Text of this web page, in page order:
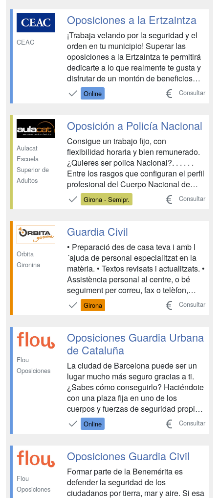
CEAC
Oposiciones a la Ertzaintza
¡Trabaja velando por la seguridad y el
orden en tu municipio! Superar las
oposiciones a la Ertzaintza te permitirá
dedicarte a lo que realmente te gusta y
disfrutar de un montón de beneficios
laborales. Nuestro Método Avanza te
ayudará a obtener los mejores
Online Consultar
Aulacat
Escuela
Superior de
Adultos
Oposición a Policía Nacional
Consigue un trabajo fijo, con
flexibilidad horaria y bien remunerado.
¿Quieres ser polica Nacional?. . . . . .
Entre los rasgos que configuran el perfil
profesional del Cuerpo Nacional de
Policía el que mejor lo define frente a
los otros cuerpos de seguridad
nítidamente urbano. La misión de la
Policía Nacional es...
Girona - Semipr. Consultar
Orbita
Gironina
Guardia Civil
• Preparació des de casa teva i amb l
´ajuda de personal especialitzat en la
matèria. • Textos revisats i actualitzats. •
Assistència personal al centre, o bé
seguiment per correu, fax o telèfon,
durant tot el període de formació,
resolent tots els dubtes que puguin
´autoavaluacions que permeten segu...
Girona Consultar
Flou
Oposiciones
Oposiciones Guardia Urbana
de Cataluña
La ciudad de Barcelona puede ser un
lugar mucho más seguro gracias a ti.
¿Sabes cómo conseguirlo? Haciéndote
con una plaza fija en uno de los
cuerpos y fuerzas de seguridad propios
de Cataluña. Prepara tus oposiciones a
Guardia Urbana y, antes de lo que
Online Consultar
Flou
Oposiciones
Oposiciones Guardia Civil
Formar parte de la Benemérita es
defender la seguridad de los
ciudadanos por tierra, mar y aire. Si esa